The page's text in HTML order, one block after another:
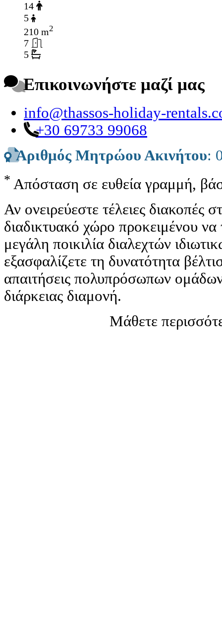
14
5
210 m2
7
5
Επικοινωνήστε μαζί μας
info@thassos-holiday-
+30 69733 99068
Αριθμός Μητρώου Ακινήτου:
* Απόσταση σε ευθεία γραμμή,
Αν ονειρεύεστε τέλειες
διαδικτυακό χώρο προκειμένου
μεγάλη ποικιλία διαλεχτών
εξασφαλίζετε τη δυνατότητα
απαιτήσεις πολυπρόσωπων
διάρκειας διαμονή.
Μάθετε